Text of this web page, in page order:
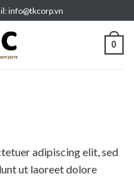
info@tkcorp.vn
0
adipiscing elit, sed
ut laoreet dolore